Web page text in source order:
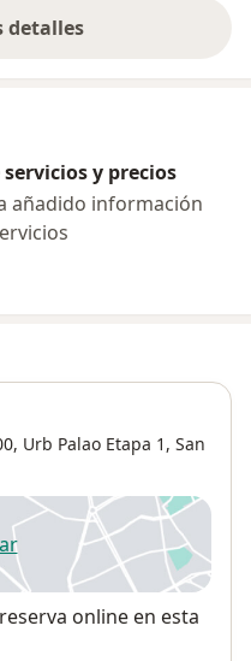
detalles
la experiencia
y precios
añadido información
Urb Palao Etapa 1 , San
abre en una nueva
online en esta